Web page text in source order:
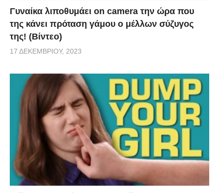
Γυναίκα λιποθυμάει on camera την ώρα που
της κάνει πρόταση γάμου ο μέλλων σύζυγος
της! (Βίντεο)
17 ΔΕΚΕΜΒΡΊΟΥ, 2023